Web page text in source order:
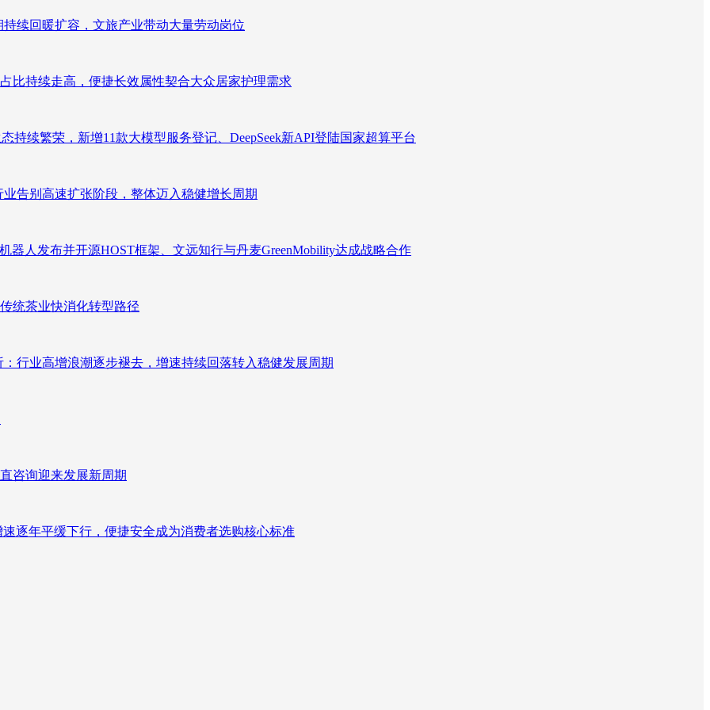
续回暖扩容，文旅产业带动大量劳动岗位
比持续走高，便捷长效属性契合大众居家护理需求
续繁荣，新增11款大模型服务登记、DeepSeek新API登陆国家超算平台
告别高速扩张阶段，整体迈入稳健增长周期
器人发布并开源HOST框架、文远知行与丹麦GreenMobility达成战略合作
统茶业快消化转型路径
行业高增浪潮逐步褪去，增速持续回落转入稳健发展周期
咨询迎来发展新周期
逐年平缓下行，便捷安全成为消费者选购核心标准